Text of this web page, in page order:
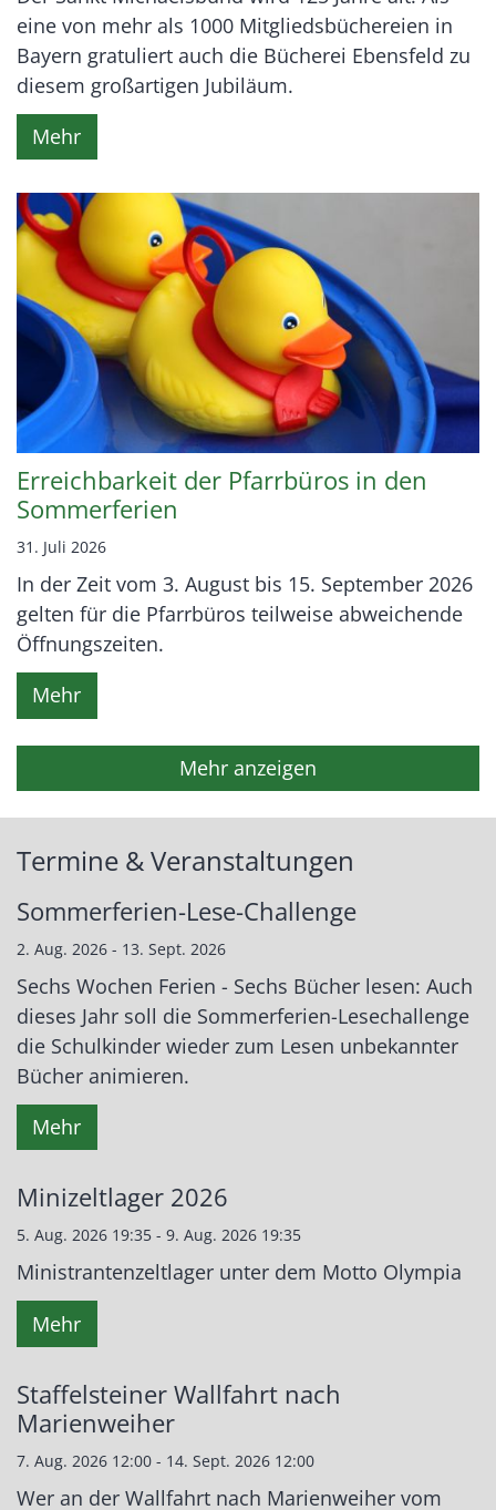
eine von mehr als 1000 Mitgliedsbüchereien in
Bayern gratuliert auch die Bücherei Ebensfeld zu
diesem großartigen Jubiläum.
Mehr
Erreichbarkeit der Pfarrbüros in den
Sommerferien
31. Juli 2026
In der Zeit vom 3. August bis 15. September 2026
gelten für die Pfarrbüros teilweise abweichende
Öffnungszeiten.
Mehr
Mehr anzeigen
Termine & Veranstaltungen
Sommerferien-Lese-Challenge
2. Aug. 2026 - 13. Sept. 2026
Sechs Wochen Ferien - Sechs Bücher lesen: Auch
dieses Jahr soll die Sommerferien-Lesechallenge
die Schulkinder wieder zum Lesen unbekannter
Bücher animieren.
Mehr
Minizeltlager 2026
5. Aug. 2026 19:35 - 9. Aug. 2026 19:35
Ministrantenzeltlager unter dem Motto Olympia
Mehr
Staffelsteiner Wallfahrt nach
Marienweiher
7. Aug. 2026 12:00 - 14. Sept. 2026 12:00
Wer an der Wallfahrt nach Marienweiher vom